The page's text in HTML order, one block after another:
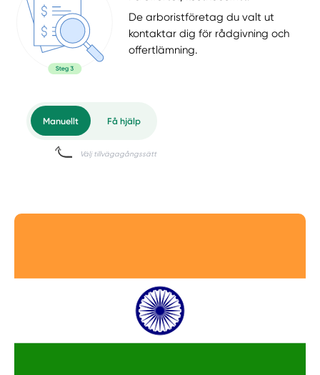
De arboristföretag du valt ut
kontaktar dig för rådgivning och
offertlämning.